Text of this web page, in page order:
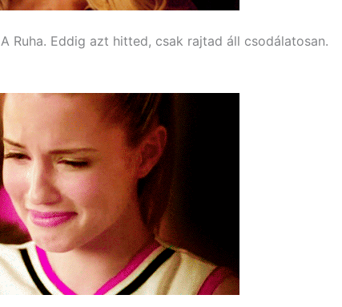
Ruha. Eddig azt hitted, csak rajtad áll csodálatosan.